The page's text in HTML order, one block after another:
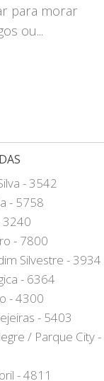
para morar
ou...
- 3542
- 5758
3240
- 7800
Silvestre - 3934
- 6364
- 4300
- 5403
/ Parque City -
- 4811